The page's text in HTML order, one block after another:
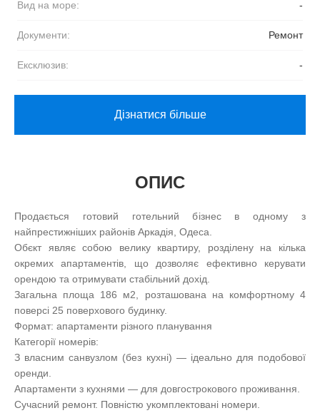
Вид на море: -
Документи: Ремонт
Ексклюзив: -
Дізнатися більше
ОПИС
Продається готовий готельний бізнес в одному з
найпрестижніших районів Аркадія, Одеса.
Обєкт являє собою велику квартиру, розділену на кілька
окремих апартаментів, що дозволяє ефективно керувати
орендою та отримувати стабільний дохід.
Загальна площа 186 м2, розташована на комфортному 4
поверсі 25 поверхового будинку.
Формат: апартаменти різного планування
Категорії номерів:
З власним санвузлом (без кухні) — ідеально для подобової
оренди.
Апартаменти з кухнями — для довгострокового проживання.
Сучасний ремонт. Повністю укомплектовані номери.